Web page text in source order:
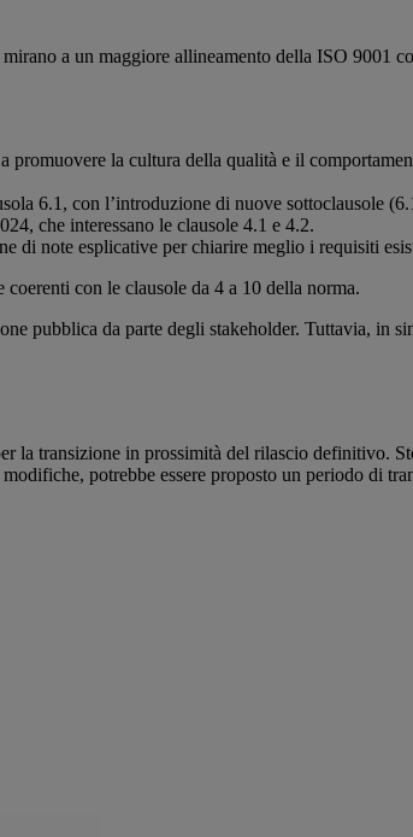
a un maggiore allineamento della ISO 9001
la cultura della qualità e il
6.1, con l’introduzione di nuove sottoclausole
che interessano le clausole 4.1 e 4.2.
di note esplicative per chiarire meglio i requisiti
con le clausole da 4 a 10 della norma.
pubblica da parte degli stakeholder. Tuttavia, in
la transizione in prossimità del rilascio definitivo.
potrebbe essere proposto un periodo di